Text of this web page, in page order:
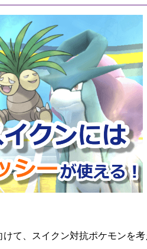
て、スイクン対抗ポケモンを考